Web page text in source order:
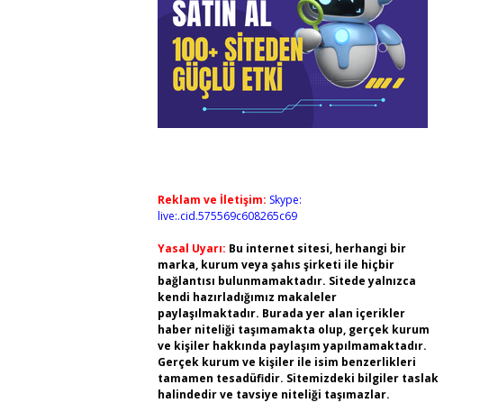
Reklam ve İletişim: Skype:
live:.cid.575569c608265c69
Yasal Uyarı: Bu internet sitesi, herhangi bir
marka, kurum veya şahıs şirketi ile hiçbir
bağlantısı bulunmamaktadır. Sitede yalnızca
kendi hazırladığımız makaleler
paylaşılmaktadır. Burada yer alan içerikler
haber niteliği taşımamakta olup, gerçek kurum
ve kişiler hakkında paylaşım yapılmamaktadır.
Gerçek kurum ve kişiler ile isim benzerlikleri
tamamen tesadüfidir. Sitemizdeki bilgiler taslak
halindedir ve tavsiye niteliği taşımazlar.